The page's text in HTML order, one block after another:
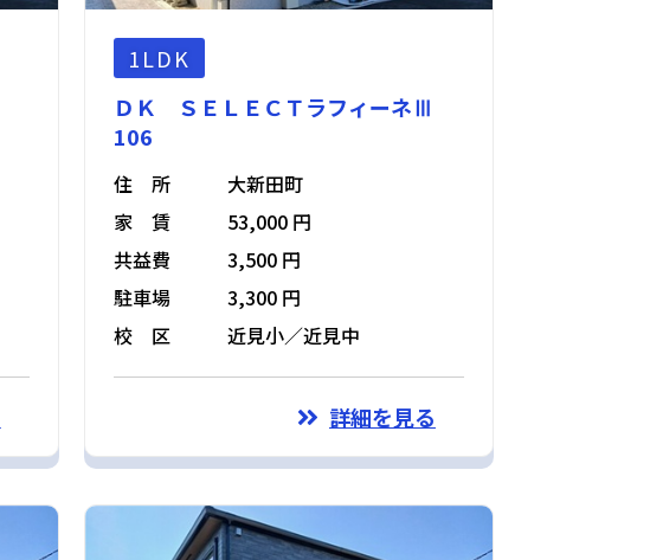
1LDK
ＤＫ ＳＥＬＥＣＴラフィーネⅢ
106
住 所
大新田町
家 賃
53,000 円
共益費
3,500 円
駐車場
3,300 円
校 区
近見小／近見中
詳細を見る